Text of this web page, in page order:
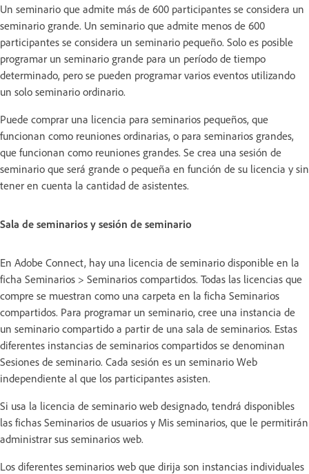
Un seminario que admite más de 600 participantes se considera un
seminario grande. Un seminario que admite menos de 600
participantes se considera un seminario pequeño. Solo es posible
programar un seminario grande para un período de tiempo
determinado, pero se pueden programar varios eventos utilizando
un solo seminario ordinario.
Puede comprar una licencia para seminarios pequeños, que
funcionan como reuniones ordinarias, o para seminarios grandes,
que funcionan como reuniones grandes. Se crea una sesión de
seminario que será grande o pequeña en función de su licencia y sin
tener en cuenta la cantidad de asistentes.
Sala de seminarios y sesión de seminario
En Adobe Connect, hay una licencia de seminario disponible en la
ficha Seminarios > Seminarios compartidos. Todas las licencias que
compre se muestran como una carpeta en la ficha Seminarios
compartidos. Para programar un seminario, cree una instancia de
un seminario compartido a partir de una sala de seminarios. Estas
diferentes instancias de seminarios compartidos se denominan
Sesiones de seminario. Cada sesión es un seminario Web
independiente al que los participantes asisten.
Si usa la licencia de seminario web designado, tendrá disponibles
las fichas Seminarios de usuarios y Mis seminarios, que le permitirán
administrar sus seminarios web.
Los diferentes seminarios web que dirija son instancias individuales